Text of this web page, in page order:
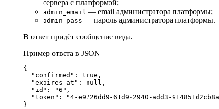
сервера с платформой;
admin_email — email администратора платформы;
admin_pass — пароль администратора платформы.
В ответ придёт сообщение вида:
Пример ответа в JSON
{
  "confirmed": true,
  "expires_at": null,
"id": "6",
"token": "4-e9726dd9-61d9-2940-add3-
}